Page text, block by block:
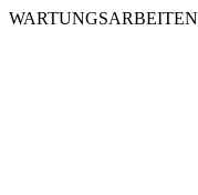
WARTUNGSARBEITEN